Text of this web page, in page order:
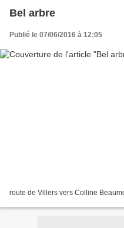
Bel arbre
Publié le 07/06/2016 à 12:05
route de Villers vers Colline